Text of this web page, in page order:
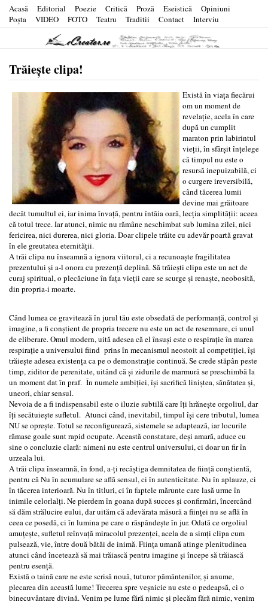
Acasă Editorial Poezie Critică Proză Eseistică
Opiniuni
Poşta
VIDEO FOTO Teatru Traditii Contact Interviu
Trăiește clipa!
Există în viața fiecărui
om un moment de
revelație, acela în care
după un cumplit
maraton prin labirintul
vieții, în sfârșit înțelege
că timpul nu este o
resursă inepuizabilă, ci
o curgere ireversibilă,
când tăcerea lumii
devine mai grăitoare
decât tumultul ei, iar inima învață, pentru întâia oară, lecția simplității: aceea
că totul trece. Iar atunci, nimic nu rămâne neschimbat sub lumina zilei, nici
fericirea, nici durerea, nici gloria. Doar clipele trăite cu adevăr poartă gravat
în ele greutatea eternității.
A trăi clipa nu înseamnă a ignora viitorul, ci a recunoaște fragilitatea
prezentului și a-l onora cu prezență deplină. Să trăiești clipa este un act de
curaj spiritual, o plecăciune în fața vieții care se scurge și renaște, neobosită,
din propria-i moarte.
Când lumea ce gravitează în jurul tău este obsedată de performanță, control și
imagine, a fi conștient de propria trecere nu este un act de resemnare, ci unul
de eliberare. Omul modern, uită adesea că el însuși este o respirație în marea
respirație a universului fiind prins în mecanismul neostoit al competiției, își
trăiește adesea existența ca pe o demonstrație continuă. Se crede stăpân peste
timp, ziditor de perenitate, uitând că și zidurile de marmură se preschimbă la
un moment dat în praf. În numele ambiției, își sacrifică liniștea, sănătatea și,
uneori, chiar sensul.
Nevoia de a fi indispensabil este o iluzie subtilă care îți hrănește orgoliul, dar
îți secătuiește sufletul. Atunci când, inevitabil, timpul își cere tributul, lumea
NU se oprește. Totul se reconfigurează, sistemele se adaptează, iar locurile
rămase goale sunt rapid ocupate. Această constatare, deși amară, aduce cu
sine o concluzie clară: nimeni nu este centrul universului, ci doar un fir în
urzeala lui.
A trăi clipa înseamnă, în fond, a-ți recâștiga demnitatea de ființă conștientă,
pentru că Nu în acumulare se află sensul, ci în autenticitate. Nu în aplauze, ci
în tăcerea interioară. Nu în titluri, ci în faptele mărunte care lasă urme în
inimile celorlalți. Ne pierdem în goana după succes și confirmări, încercând
să dăm strălucire eului, dar uităm că adevărata măsură a ființei nu se află în
ceea ce posedă, ci în lumina pe care o răspândește în jur. Odată ce orgoliul
amuțește, sufletul reînvață miracolul prezenței, acela de a simți clipa cum
pulsează, vie, între două bătăi de inimă. Ființa umană atinge plenitudinea
atunci când încetează să mai trăiască pentru imagine și începe să trăiască
pentru esență.
Există o taină care ne este scrisă nouă, tuturor pământenilor, și anume,
plecarea din această lume! Trecerea spre veșnicie nu este o pedeapsă, ci o
binecuvântare divină. Venim pe lume fără nimic și plecăm fără nimic, venim